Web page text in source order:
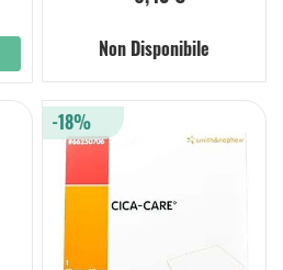
Non Disponibile
-18%